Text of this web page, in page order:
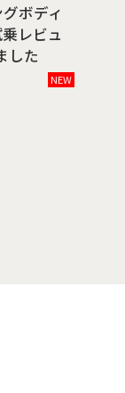
ボディ
レビュ
した
NEW